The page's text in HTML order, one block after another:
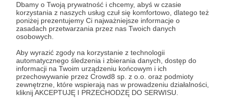
Dbamy o Twoją prywatność i chcemy, abyś w czasie
korzystania z naszych usług czuł się komfortowo, dlatego też
poniżej prezentujemy Ci najważniejsze informacje o
zasadach przetwarzania przez nas Twoich danych
osobowych.
Aby wyrazić zgody na korzystanie z technologii
automatycznego śledzenia i zbierania danych, dostęp do
informacji na Twoim urządzeniu końcowym i ich
przechowywanie przez Crowd8 sp. z o.o. oraz podmioty
zewnętrzne, które wspierają nas w prowadzeniu działalności,
kliknij AKCEPTUJĘ I PRZECHODZĘ DO SERWISU.
05.06.2020 ● Brak komentarzy
YouTube'owy Szkicownik Justy! Odcinek